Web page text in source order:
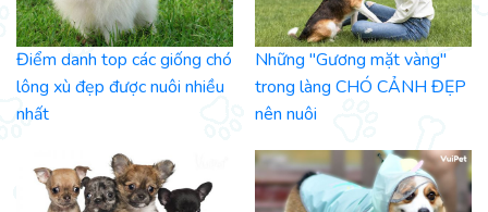
Điểm danh top các giống chó
lông xù đẹp được nuôi nhiều
nhất
Những "Gương mặt vàng"
trong làng CHÓ CẢNH ĐẸP
nên nuôi